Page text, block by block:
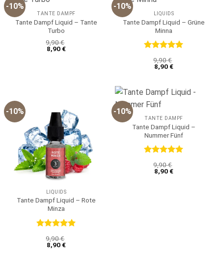
-10%
TANTE DAMPF
Tante Dampf Liquid – Tante
Turbo
9,90€
8,90€
-10%
LIQUIDS
Tante Dampf Liquid – Grüne
Minna
mit5von
9,90€
8,90€
-10%
LIQUIDS
Tante Dampf Liquid – Rote
Minza
mit5von
9,90€
8,90€
-10%
TANTE DAMPF
Tante Dampf Liquid –
Nummer Fünf
Bewertet
mit5von
9,90€
8,90€